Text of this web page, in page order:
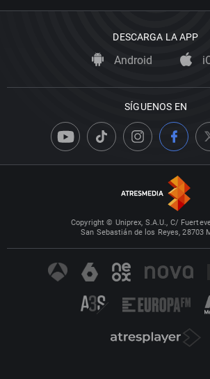
DESCARGA LA APP
Android
SÍGUENOS EN
Copyright © Uniprex, S.A.U., C/
San Sebastián de los Reyes, 28703